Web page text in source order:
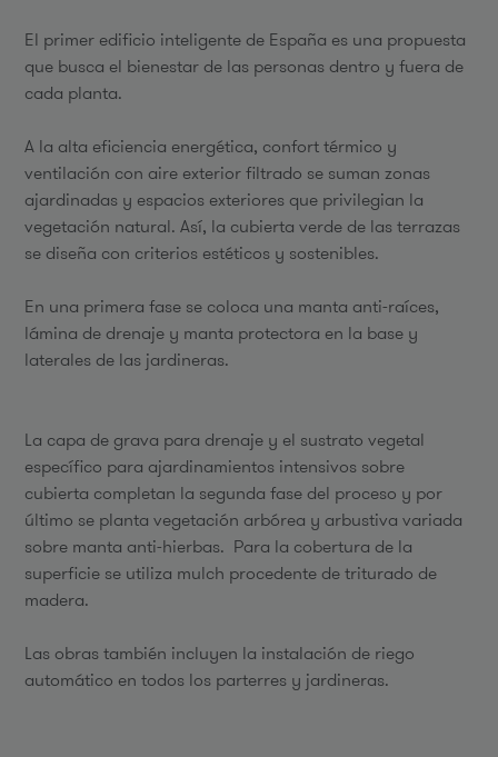
El primer edificio inteligente de España es una propuesta
que busca el bienestar de las personas dentro y fuera de
cada planta.
A la alta eficiencia energética, confort térmico y
ventilación con aire exterior filtrado se suman zonas
ajardinadas y espacios exteriores que privilegian la
vegetación natural. Así, la cubierta verde de las terrazas
se diseña con criterios estéticos y sostenibles.
En una primera fase se coloca una manta anti-raíces,
lámina de drenaje y manta protectora en la base y
laterales de las jardineras.
La capa de grava para drenaje y el sustrato vegetal
específico para ajardinamientos intensivos sobre
cubierta completan la segunda fase del proceso y por
último se planta vegetación arbórea y arbustiva variada
sobre manta anti-hierbas. Para la cobertura de la
superficie se utiliza mulch procedente de triturado de
madera.
Las obras también incluyen la instalación de riego
automático en todos los parterres y jardineras.